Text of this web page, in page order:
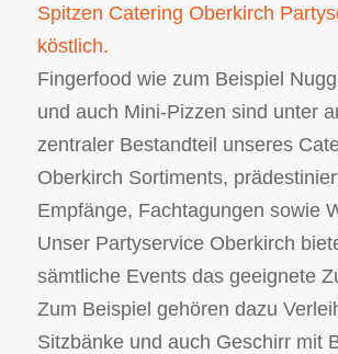
Spitzen Catering Oberkirch
köstlich.
Fingerfood wie zum Beispiel
und auch Mini-Pizzen sind unter
zentraler Bestandteil unseres
Oberkirch Sortiments,
Empfänge, Fachtagungen sowie
Unser Partyservice Oberkirch
sämtliche Events das geeignete
Zum Beispiel gehören dazu
Sitzbänke und auch Geschirr mit